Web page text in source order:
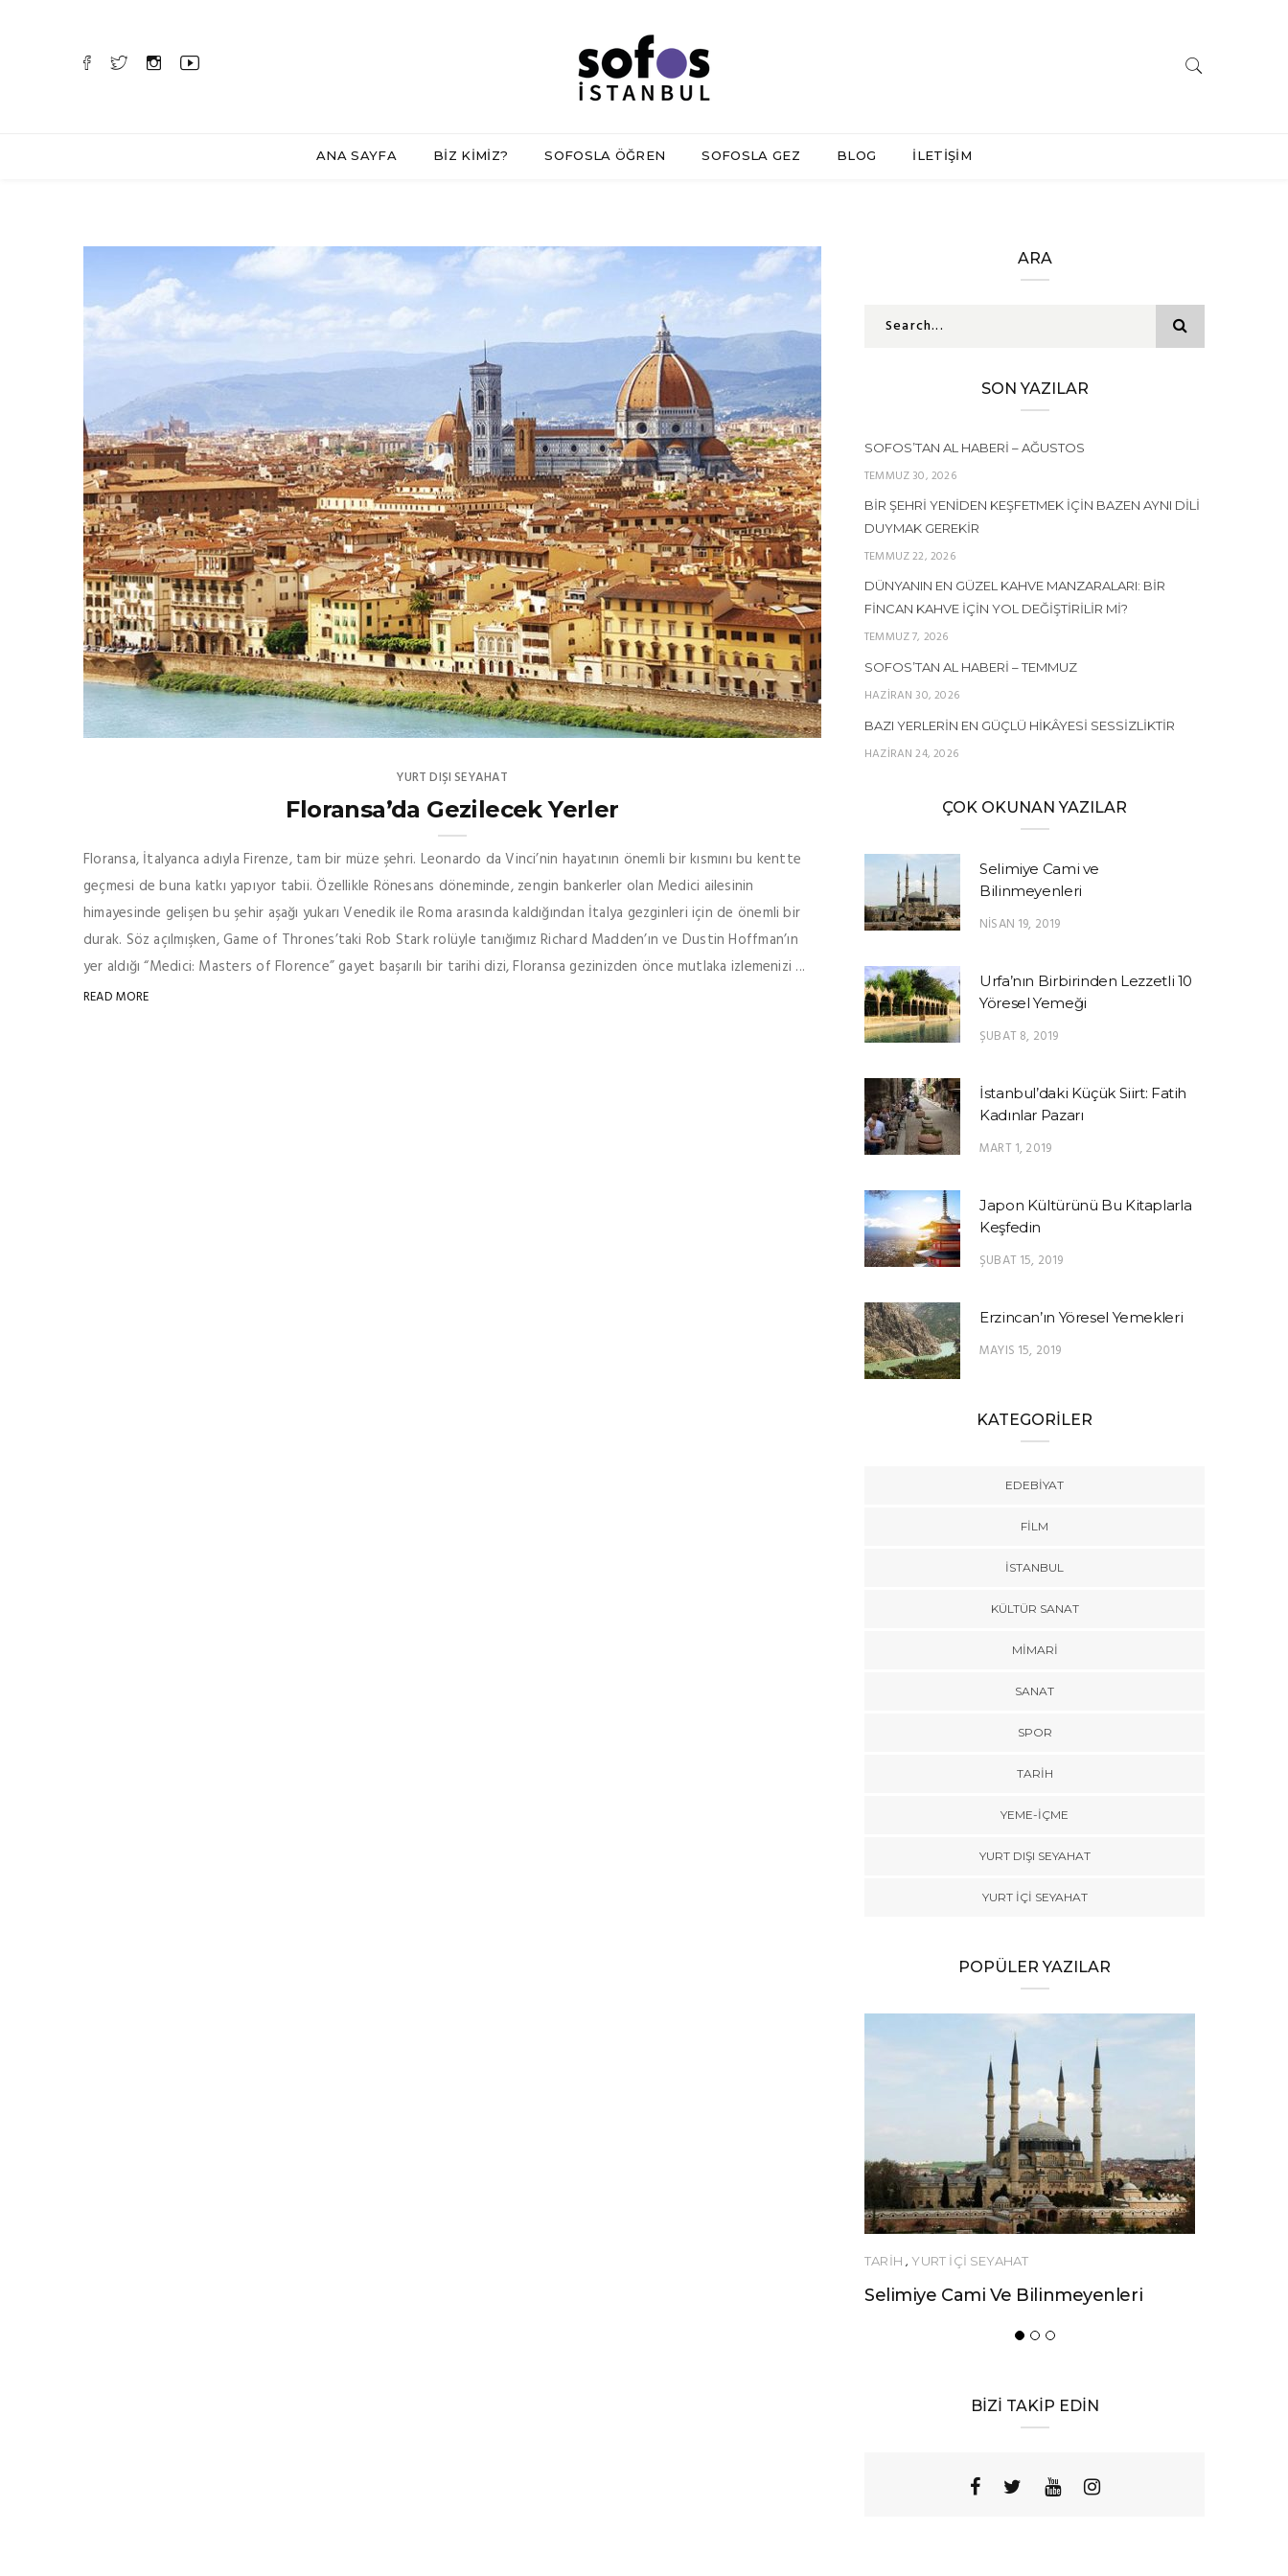
ANA SAYFA BİZ KİMİZ? SOFOSLA ÖĞREN SOFOSLA GEZ BLOG İLETİŞİM
YURT DIŞI SEYAHAT
Floransa’da Gezilecek Yerler
Floransa, İtalyanca adıyla Firenze, tam bir müze şehri. Leonardo da Vinci’nin hayatının önemli bir kısmını bu kentte
geçmesi de buna katkı yapıyor tabii. Özellikle Rönesans döneminde, zengin bankerler olan Medici ailesinin
himayesinde gelişen bu şehir aşağı yukarı Venedik ile Roma arasında kaldığından İtalya gezginleri için de önemli bir
durak. Söz açılmışken, Game of Thrones’taki Rob Stark rolüyle tanığımız Richard Madden’ın ve Dustin Hoffman’ın
yer aldığı “Medici: Masters of Florence” gayet başarılı bir tarihi dizi, Floransa gezinizden önce mutlaka izlemenizi ...
READ MORE
ARA
SON YAZILAR
SOFOS’TAN AL HABERI – AĞUSTOS
TEMMUZ 30, 2026
BIR ŞEHRI YENIDEN KEŞFETMEK İÇIN BAZEN AYNI DILI
DUYMAK GEREKIR
TEMMUZ 22, 2026
DÜNYANIN EN GÜZEL KAHVE MANZARALARI: BIR
FINCAN KAHVE İÇIN YOL DEĞIŞTIRILIR MI?
TEMMUZ 7, 2026
SOFOS’TAN AL HABERI – TEMMUZ
HAZIRAN 30, 2026
BAZI YERLERIN EN GÜÇLÜ HIKÂYESI SESSIZLIKTIR
HAZIRAN 24, 2026
ÇOK OKUNAN YAZILAR
Selimiye Cami ve
Bilinmeyenleri
NISAN 19, 2019
Urfa’nın Birbirinden Lezzetli 10
Yöresel Yemeği
ŞUBAT 8, 2019
İstanbul’daki Küçük Siirt: Fatih
Kadınlar Pazarı
MART 1, 2019
Japon Kültürünü Bu Kitaplarla
Keşfedin
ŞUBAT 15, 2019
Erzincan’ın Yöresel Yemekleri
MAYIS 15, 2019
KATEGORİLER
EDEBIYAT
FILM
İSTANBUL
KÜLTÜR SANAT
MIMARI
SANAT
SPOR
TARİH
YEME-İÇME
YURT DIŞI SEYAHAT
YURT İÇİ SEYAHAT
POPÜLER YAZILAR
,YURT İÇİ SEYAHAT
Selimiye Cami Ve Bilinmeyenleri
BİZİ TAKİP EDİN